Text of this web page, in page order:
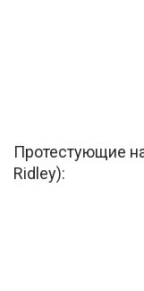
Протестующие
Ridley):